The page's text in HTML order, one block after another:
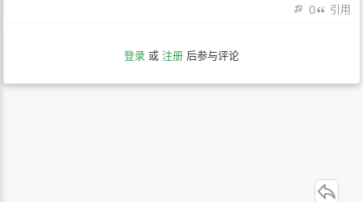
0 引用
登录 或 注册 后参与评论